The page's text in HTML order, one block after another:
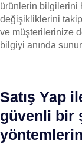
ürünlerin bilgilerini
değişikliklerini
ve müşterilerinize
bilgiyi anında
Satış Yap
güvenli bir